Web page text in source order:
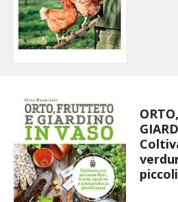
ORTO BIO – TECNICHE
THERMACELL
IL MIO ORTO
ANIMALI UMANI E
IL MIO 2025